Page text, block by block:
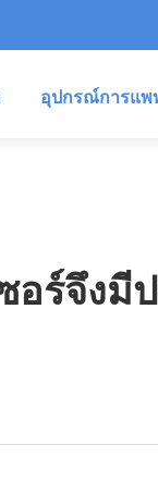
อุปกรณ์การแพ
อร์จึง